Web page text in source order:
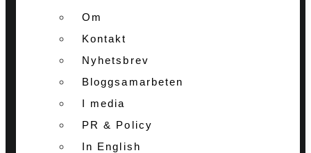
Om
Kontakt
Nyhetsbrev
Bloggsamarbeten
I media
PR & Policy
In English